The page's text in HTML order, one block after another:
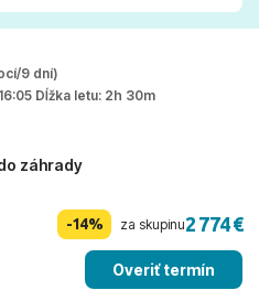
9 dní)
Dĺžka letu: 2h 30m
záhrady
-14% za skupinu2 774 €
Overiť termín